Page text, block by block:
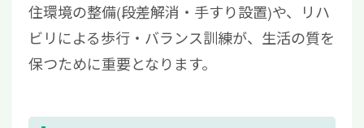
住環境の整備(段差解消・手すり設置)や、リハ
ビリによる歩行・バランス訓練が、生活の質を
保つために重要となります。